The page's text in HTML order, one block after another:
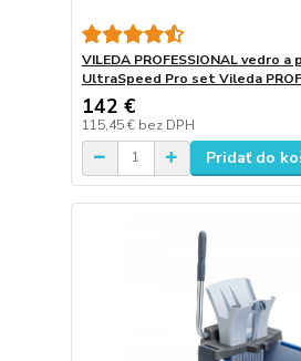
VILEDA PROFESSIONAL vedro a
UltraSpeed Pro set Vileda
142 €
115,45 € bez DPH
Pridať do